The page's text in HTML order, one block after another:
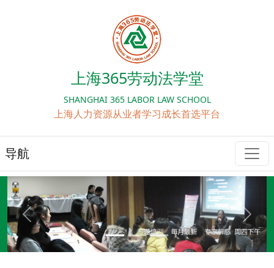
上海365劳动法学堂
SHANGHAI 365 LABOR LAW SCHOOL
上海人力资源从业者学习成长首选平台
导航
Previous Next